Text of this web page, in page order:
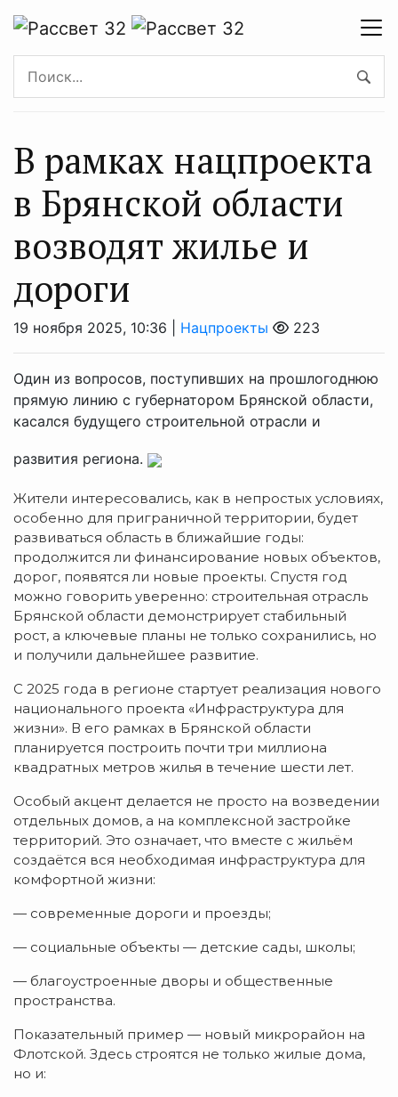
В рамках нацпроекта
в Брянской области
возводят жилье и
дороги
19 ноября 2025, 10:36 | Нацпроекты 223
Один из вопросов, поступивших на прошлогоднюю
прямую линию с губернатором Брянской области,
касался будущего строительной отрасли и
развития региона.
Жители интересовались, как в непростых условиях,
особенно для приграничной территории, будет
развиваться область в ближайшие годы:
продолжится ли финансирование новых объектов,
дорог, появятся ли новые проекты. Спустя год
можно говорить уверенно: строительная отрасль
Брянской области демонстрирует стабильный
рост, а ключевые планы не только сохранились, но
и получили дальнейшее развитие.
С 2025 года в регионе стартует реализация нового
национального проекта «Инфраструктура для
жизни». В его рамках в Брянской области
планируется построить почти три миллиона
квадратных метров жилья в течение шести лет.
Особый акцент делается не просто на возведении
отдельных домов, а на комплексной застройке
территорий. Это означает, что вместе с жильём
создаётся вся необходимая инфраструктура для
комфортной жизни:
— современные дороги и проезды;
— социальные объекты — детские сады, школы;
— благоустроенные дворы и общественные
пространства.
Показательный пример — новый микрорайон на
Флотской. Здесь строятся не только жилые дома,
но и: